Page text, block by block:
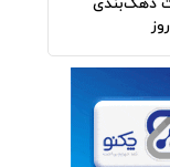
دهک‌بندی